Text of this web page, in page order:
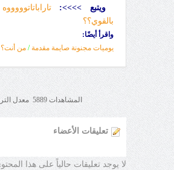
ويتبع >>>>
:
بالقوي؟؟
واقرأ أيضًا:
يوميات مجنونة صايمة مقدمة / من أنت؟
المشاهدات 5889 معدل الترشيح 0
تعليقات الأعضاء
لا يوجد تعليقات حالياً على هذا